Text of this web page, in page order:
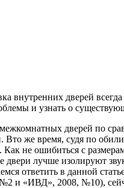
внутренних дверей
и узнать о
дверей по
же время, судя по
не ошибиться с
лучше изолируют
ответить в данной
и «ИВД», 2008, №10),